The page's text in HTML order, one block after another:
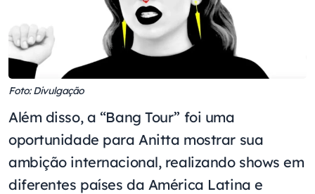
Foto: Divulgação
Além disso, a “Bang Tour” foi uma
oportunidade para Anitta mostrar sua
ambição internacional, realizando shows em
diferentes países da América Latina e